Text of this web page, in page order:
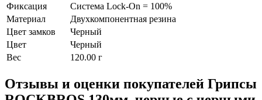
Фиксация
Система Lock-On = 100%
Материал
Двухкомпонентная резина
Цвет замков
Черный
Цвет
Черный
Вес
120.00 г
Отзывы и оценки покупателей Грипсы